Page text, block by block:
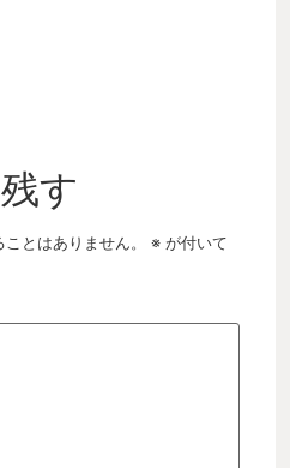
す
とはありません。 ※ が付いて